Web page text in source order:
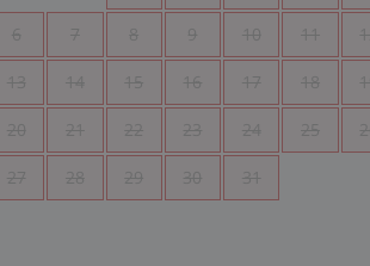
6 7 8 9 10 11
13 14 15 16 17 18
20 21 22 23 24 25
27 28 29 30 31